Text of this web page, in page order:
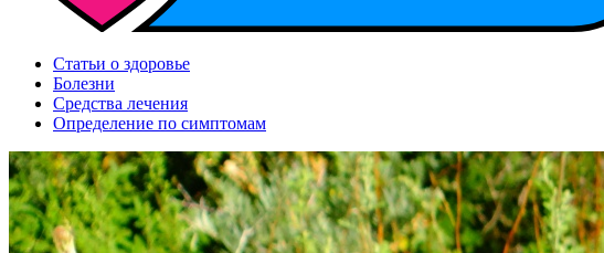
Статьи о здоровье
Болезни
Средства лечения
Определение по симптомам